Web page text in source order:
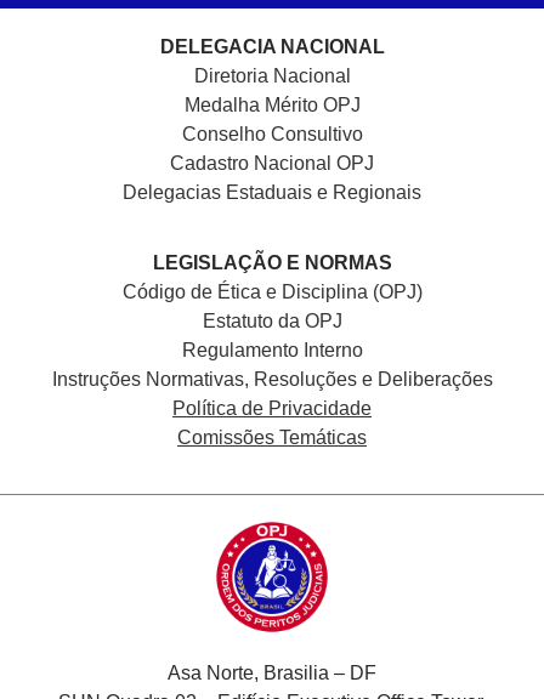
DELEGACIA NACIONAL
Diretoria Nacional
Medalha Mérito OPJ
Conselho Consultivo
Cadastro Nacional OPJ
Delegacias Estaduais e Regionais
LEGISLAÇÃO E NORMAS
Código de Ética e Disciplina (OPJ)
Estatuto da OPJ
Regulamento Interno
Instruções Normativas, Resoluções e Deliberações
Política de Privacidade
Comissões Temáticas
Asa Norte, Brasilia – DF